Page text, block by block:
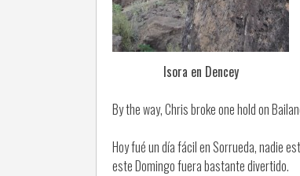
Isora en Dencey
By the way, Chris broke one hold on
Hoy fué un día fácil en Sorrueda, nadie
este Domingo fuera bastante divertido.